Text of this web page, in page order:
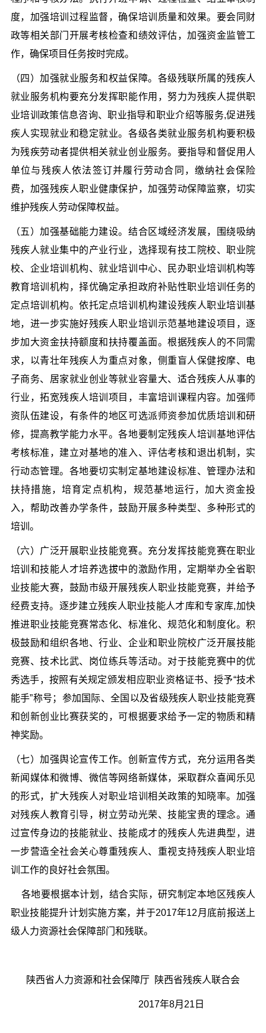
度，加强培训过程监督，确保培训质量和效果。要会同财
政等相关部门开展考核检查和绩效评估，加强资金监管工
作，确保项目任务按时完成。
（四）加强就业服务和权益保障。各级残联所属的残疾人
就业服务机构要充分发挥职能作用，努力为残疾人提供职
业培训政策信息咨询、职业指导和职业介绍等服务,促进残
疾人实现就业和稳定就业。各级各类就业服务机构要积极
为残疾劳动者提供相关就业创业服务。要指导和督促用人
单位与残疾人依法签订并履行劳动合同，缴纳社会保险
费，加强残疾人职业健康保护，加强劳动保障监察，切实
维护残疾人劳动保障权益。
（五）加强基础能力建设。结合区域经济发展，围绕吸纳
残疾人就业集中的产业行业，选择现有技工院校、职业院
校、企业培训机构、就业培训中心、民办职业培训机构等
教育培训机构，择优确定承担政府补贴性职业培训任务的
定点培训机构。依托定点培训机构建设残疾人职业培训基
地，进一步实施好残疾人职业培训示范基地建设项目，逐
步加大资金扶持额度和扶持覆盖面。根据残疾人的不同需
求，以青壮年残疾人为重点对象，侧重盲人保健按摩、电
子商务、居家就业创业等就业容量大、适合残疾人从事的
行业，拓宽残疾人培训项目，丰富培训课程内容。加强师
资队伍建设，有条件的地区可选派师资参加优质培训和研
修，提高教学能力水平。各地要制定残疾人培训基地评估
考核标准，建立对基地的准入、评估考核和退出机制，实
行动态管理。各地要切实制定基地建设标准、管理办法和
扶持措施，培育定点机构，规范基地运行，加大资金投
入，帮助改善办学条件，鼓励开展多种类型、多种形式的
培训。
（六）广泛开展职业技能竞赛。充分发挥技能竞赛在职业
培训和技能人才培养选拔中的激励作用，定期举办全省职
业技能大赛，鼓励市级开展残疾人职业技能竞赛，并给予
经费支持。逐步建立残疾人职业技能人才库和专家库,加快
推进职业技能竞赛常态化、标准化、规范化和制度化。积
极鼓励和组织各地、行业、企业和职业院校广泛开展技能
竞赛、技术比武、岗位练兵等活动。对于技能竞赛中的优
秀选手，按照有关规定颁发相应职业资格证书、授予“技术
能手”称号；参加国际、全国以及省级残疾人职业技能竞赛
和创新创业比赛获奖的，可根据要求给予一定的物质和精
神奖励。
（七）加强舆论宣传工作。创新宣传方式，充分运用各类
新闻媒体和微博、微信等网络新媒体，采取群众喜闻乐见
的形式，扩大残疾人对职业培训相关政策的知晓率。加强
对残疾人教育引导，树立劳动光荣、技能宝贵的理念。通
过宣传身边的技能就业、技能成才的残疾人先进典型，进
一步营造全社会关心尊重残疾人、重视支持残疾人职业培
训工作的良好社会氛围。
各地要根据本计划，结合实际，研究制定本地区残疾人
职业技能提升计划实施方案，并于2017年12月底前报送上
级人力资源社会保障部门和残联。
陕西省人力资源和社会保障厅 陕西省残疾人联合会
2017年8月21日